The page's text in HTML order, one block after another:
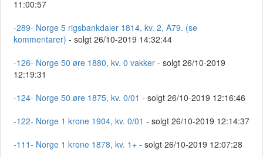
11:00:57
-289- Norge 5 rigsbankdaler 1814, kv. 2, A79. (se
kommentarer) - solgt 26/10-2019 14:32:44
-126- Norge 50 øre 1880, kv. 0 vakker - solgt 26/10-2019
12:19:31
-124- Norge 50 øre 1875, kv. 0/01 - solgt 26/10-2019 12:16:46
-122- Norge 1 krone 1904, kv. 0/01 - solgt 26/10-2019 12:14:37
-111- Norge 1 krone 1878, kv. 1+ - solgt 26/10-2019 12:07:28